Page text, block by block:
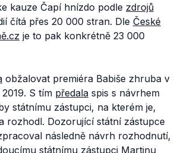
kauze Čapí hnízdo podle zdrojů
čítá přes 20 000 stran. Dle České
je to pak konkrétně 23 000
obžalovat premiéra Babiše zhruba v
S tím předala spis s návrhem
státnímu zástupci, na kterém je,
rozhodl. Dozorující státní zástupce
následně návrh rozhodnutí,
státnímu zástupci Martinu